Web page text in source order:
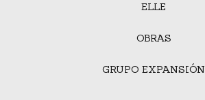
ELLE
OBRAS
GRUPO EXPANSIÓN